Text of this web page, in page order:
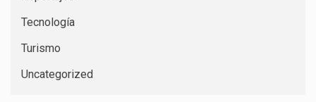
Tecnología
Turismo
Uncategorized